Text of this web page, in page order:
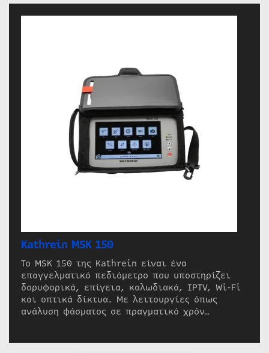
Kathrein MSK 150
Το MSK 150 της Kathrein είναι ένα
επαγγελματικό πεδιόμετρο που υποστηρίζει
δορυφορικά, επίγεια, καλωδιακά, IPTV, Wi-Fi
και οπτικά δίκτυα. Με λειτουργίες όπως
ανάλυση φάσματος σε πραγματικό χρόν…